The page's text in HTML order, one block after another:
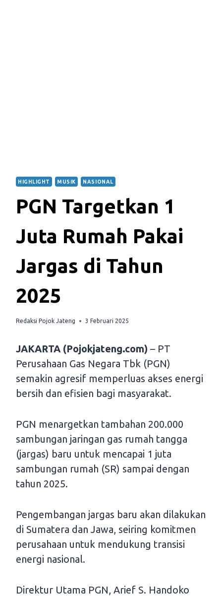
HIGHLIGHT MUSIK NASIONAL
PGN Targetkan 1
Juta Rumah Pakai
Jargas di Tahun
2025
Redaksi Pojok Jateng 3 Februari 2025
JAKARTA (Pojokjateng.com) – PT
Perusahaan Gas Negara Tbk (PGN)
semakin agresif memperluas akses energi
bersih dan efisien bagi masyarakat.
PGN menargetkan tambahan 200.000
sambungan jaringan gas rumah tangga
(jargas) baru untuk mencapai 1 juta
sambungan rumah (SR) sampai dengan
tahun 2025.
Pengembangan jargas baru akan dilakukan
di Sumatera dan Jawa, seiring komitmen
perusahaan untuk mendukung transisi
energi nasional.
Direktur Utama PGN, Arief S. Handoko